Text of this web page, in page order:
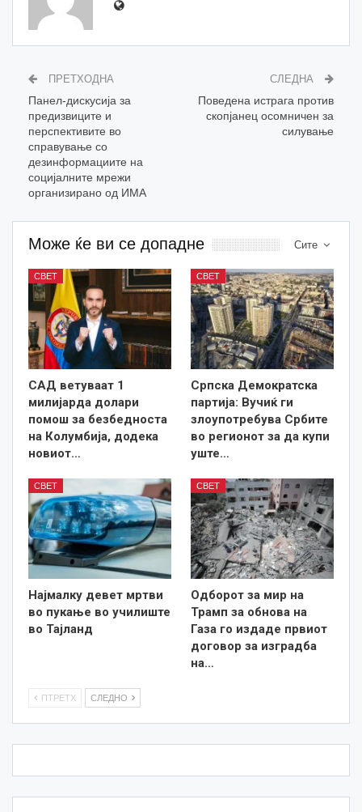
ПРЕТХОДНА
Панел-дискусија за
предизвиците и
перспективите во
справување со
дезинформациите на
социјалните мрежи
организирано од ИМА
СЛЕДНА
Поведена истрага против
скопјанец осомничен за
силување
Сите
Може ќе ви се допадне
СВЕТ
САД ветуваат 1
милијарда долари
помош за безбедноста
на Колумбија, додека
новиот…
СВЕТ
Српска Демократска
партија: Вучиќ ги
злоупотребува Србите
во регионот за да купи
уште…
СВЕТ
Најмалку девет мртви
во пукање во училиште
во Тајланд
СВЕТ
Одборот за мир на
Трамп за обнова на
Газа го издаде првиот
договор за изградба
на…
ПТРЕТХ СЛЕДНО